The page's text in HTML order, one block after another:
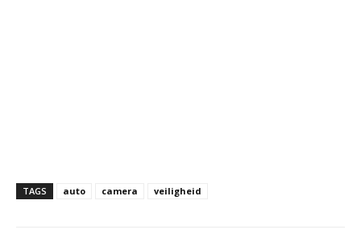
TAGS auto camera veiligheid